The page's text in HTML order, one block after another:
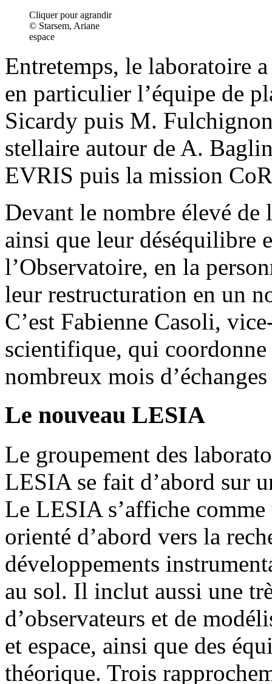
Cliquer pour agrandir
© Starsem, Ariane
espace
Entretemps, le laboratoire
en particulier l’équipe de
Sicardy puis M.
stellaire autour de A.
EVRIS puis la mission
Devant le nombre élevé de
ainsi que leur déséquilibre
l’Observatoire, en la
leur restructuration en un
C’est Fabienne Casoli,
scientifique, qui
nombreux mois
Le nouveau LESIA
Le groupement des
LESIA se fait d’abord sur
Le LESIA s’affiche
orienté d’abord vers la
développements
au sol. Il inclut aussi une
d’observateurs et de
et espace, ainsi que des
théorique. Trois